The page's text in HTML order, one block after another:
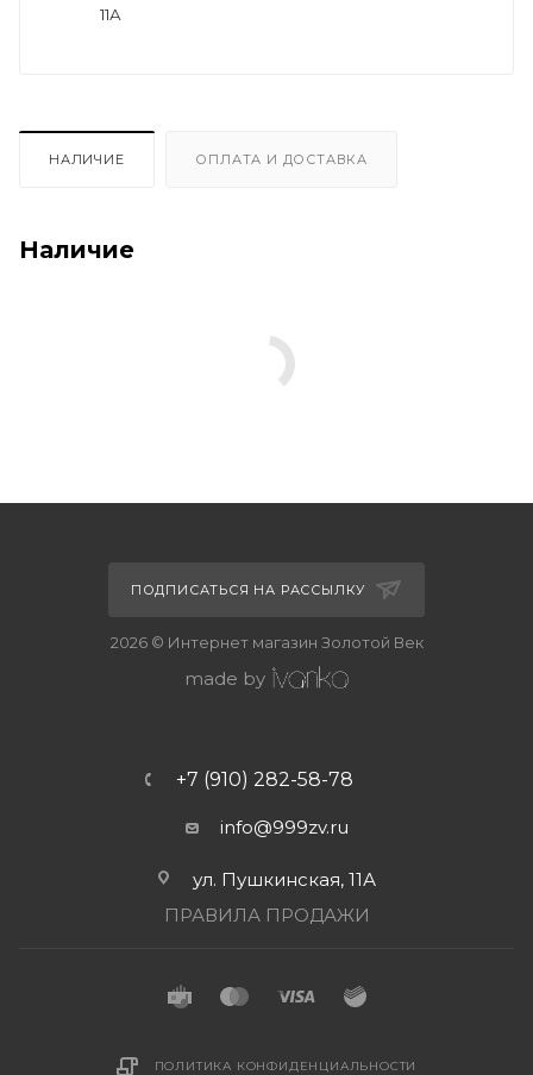
11А
НАЛИЧИЕ ОПЛАТА И ДОСТАВКА
Наличие
ПОДПИСАТЬСЯ НА РАССЫЛКУ
2026 © Интернет магазин Золотой Век
made by
+7 (910) 282-58-78
info@999zv.ru
ул. Пушкинская, 11А
ПРАВИЛА ПРОДАЖИ
ПОЛИТИКА КОНФИДЕНЦИАЛЬНОСТИ